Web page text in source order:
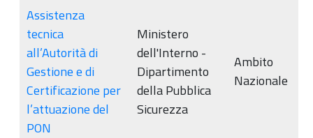
Assistenza
tecnica
all’Autorità di
Gestione e di
Certificazione per
l’attuazione del
PON
Ministero
dell'Interno -
Dipartimento
della Pubblica
Sicurezza
Ambito
Nazionale